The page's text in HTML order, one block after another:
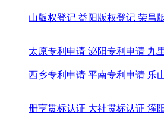
山版权登记 益阳版权登记 荣昌
太原专利申请 泌阳专利申请 九
西乡专利申请 平南专利申请 乐
册亨贯标认证 大社贯标认证 灌